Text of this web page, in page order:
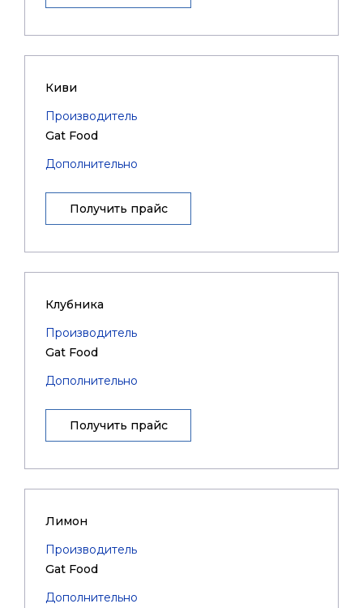
Киви
Производитель
Gat Food
Дополнительно
Получить прайс
Клубника
Производитель
Gat Food
Дополнительно
Получить прайс
Лимон
Производитель
Gat Food
Дополнительно